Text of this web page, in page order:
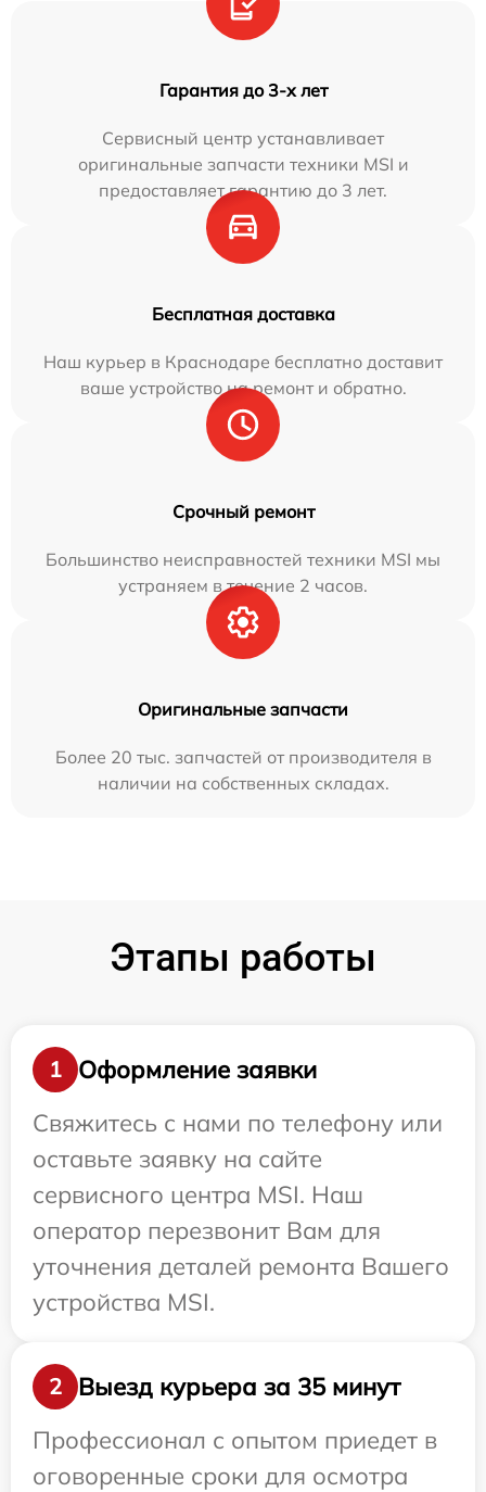
Гарантия до 3-х лет
Сервисный центр устанавливает
оригинальные запчасти техники MSI и
предоставляет гарантию до 3 лет.
Бесплатная доставка
Наш курьер в Краснодаре бесплатно доставит
ваше устройство на ремонт и обратно.
Срочный ремонт
Большинство неисправностей техники MSI мы
устраняем в течение 2 часов.
Оригинальные запчасти
Более 20 тыс. запчастей от производителя в
наличии на собственных складах.
Этапы работы
1
Оформление заявки
Свяжитесь с нами по телефону или
оставьте заявку на сайте
сервисного центра MSI. Наш
оператор перезвонит Вам для
уточнения деталей ремонта Вашего
устройства MSI.
2
Выезд курьера за 35 минут
Профессионал с опытом приедет в
оговоренные сроки для осмотра